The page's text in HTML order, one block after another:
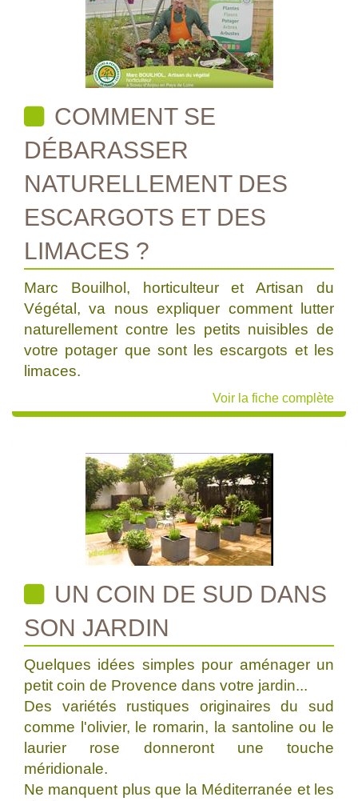
COMMENT SE
DÉBARASSER
NATURELLEMENT DES
ESCARGOTS ET DES
LIMACES ?
Marc Bouilhol, horticulteur et Artisan du
Végétal, va nous expliquer comment lutter
naturellement contre les petits nuisibles de
votre potager que sont les escargots et les
limaces.
Voir la fiche complète
UN COIN DE SUD DANS
SON JARDIN
Quelques idées simples pour aménager un
petit coin de Provence dans votre jardin...
Des variétés rustiques originaires du sud
comme l'olivier, le romarin, la santoline ou le
laurier rose donneront une touche
méridionale.
Ne manquent plus que la Méditerranée et les